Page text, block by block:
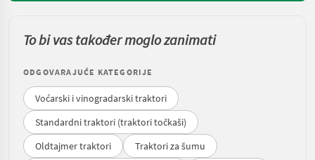
To bi vas također moglo zanimati
ODGOVARAJUĆE KATEGORIJE
Voćarski i vinogradarski traktori
Standardni traktori (traktori točkaši)
Oldtajmer traktori
Traktori za šumu